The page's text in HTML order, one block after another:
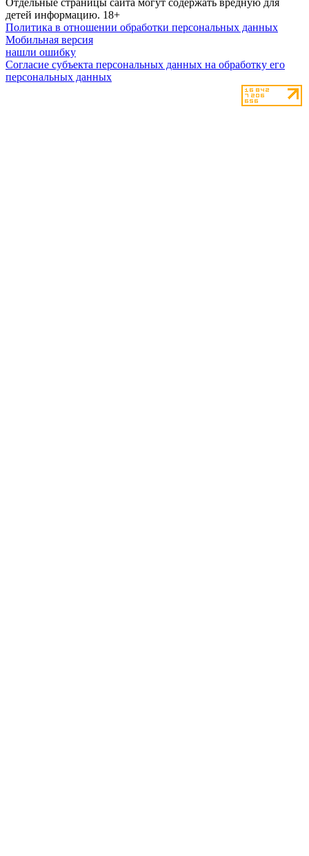
детей информацию. 18+
Политика в отношении обработки персональных данных
Мобильная версия
нашли ошибку
Согласие субъекта персональных данных на обработку его
персональных данных